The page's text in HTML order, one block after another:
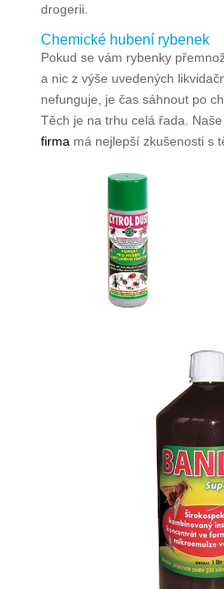
drogerii.
Chemické hubení rybenek
Pokud se vám rybenky
a nic z výše uvedených
nefunguje, je čas sáhnout po
Těch je na trhu celá řada. Naše
firma má nejlepší zkušenosti s